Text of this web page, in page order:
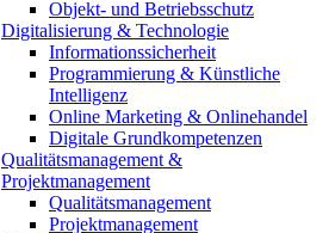
Objekt- und Betriebsschutz
Digitalisierung & Technologie
Informationssicherheit
Programmierung & Künstliche
Intelligenz
Online Marketing & Onlinehandel
Digitale Grundkompetenzen
Qualitätsmanagement &
Projektmanagement
Qualitätsmanagement
Projektmanagement